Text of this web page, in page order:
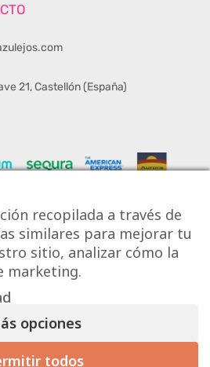
21, Castellón (España)
© Onlytiles S.L.
de los Azulejos ®
recopilada a través de
similares para mejorar tu
sitio, analizar cómo la
marketing.
opciones
todos